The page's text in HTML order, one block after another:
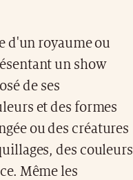
d'un royaume ou
un show
de ses
et des formes
ou des créatures
des couleurs
Même les